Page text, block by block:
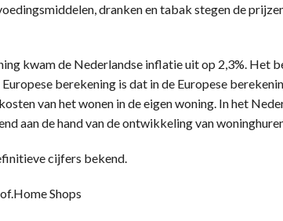
dranken en tabak stegen de
kwam de Nederlandse inflatie uit op 2,3%. Het
berekening is dat in de Europese
van het wonen in de eigen woning. In het
aan de hand van de ontwikkeling van
cijfers bekend.
Shops